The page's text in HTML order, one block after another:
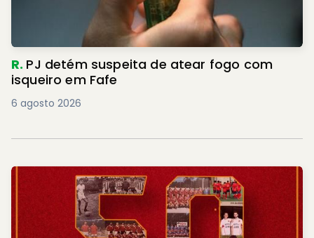
R. PJ detém suspeita de atear fogo com
isqueiro em Fafe
6 agosto 2026